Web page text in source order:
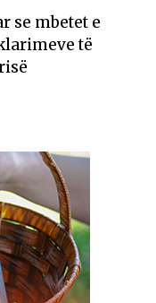
se mbetet e
të